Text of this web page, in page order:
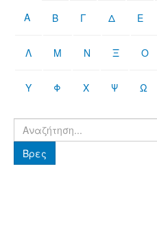
Α Β Γ Δ Ε
Λ Μ Ν Ξ Ο
Υ Φ Χ Ψ Ω
Βρες
Βρες